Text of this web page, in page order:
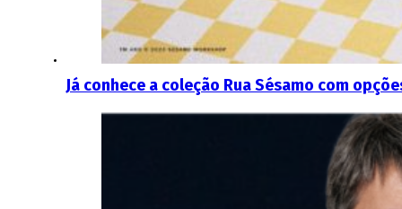
Já conhece a coleção Rua Sésamo com